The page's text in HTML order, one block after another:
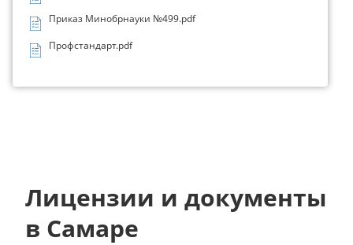
Приказ Минобрнауки №499.pdf
Профстандарт.pdf
Лицензии и документы
в Самаре